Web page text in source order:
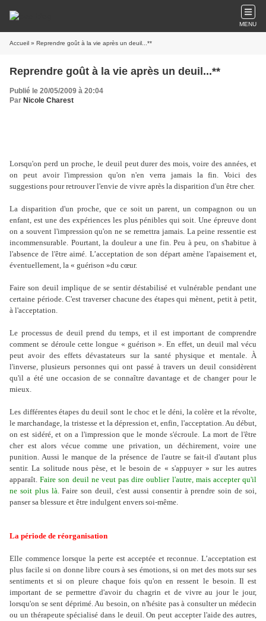
MENU
Accueil » Reprendre goût à la vie après un deuil...**
Reprendre goût à la vie après un deuil...**
Publié le 20/05/2009 à 20:04
Par Nicole Charest
Lorsqu'on perd un proche, le deuil peut durer des mois, voire des années, et
on peut avoir l'impression qu'on n'en verra jamais la fin. Voici des
suggestions pour retrouver l'envie de vivre après la disparition d'un être cher.
La disparition d'un proche, que ce soit un parent, un compagnon ou un
enfant, est une des expériences les plus pénibles qui soit. Une épreuve dont
on a souvent l'impression qu'on ne se remettra jamais. La peine ressentie est
incommensurable. Pourtant, la douleur a une fin. Peu à peu, on s'habitue à
l'absence de l'être aimé. L’acceptation de son départ amène l'apaisement et,
éventuellement, la « guérison »du cœur.
Faire son deuil implique de se sentir déstabilisé et vulnérable pendant une
certaine période. C'est traverser chacune des étapes qui mènent, petit à petit,
à l'acceptation.
Le processus de deuil prend du temps, et il est important de comprendre
comment se déroule cette longue « guérison ». En effet, un deuil mal vécu
peut avoir des effets dévastateurs sur la santé physique et mentale. À
l'inverse, plusieurs personnes qui ont passé à travers un deuil considèrent
qu'il a été une occasion de se connaître davantage et de changer pour le
mieux.
Les différentes étapes du deuil sont le choc et le déni, la colère et la révolte,
le marchandage, la tristesse et la dépression et, enfin, l'acceptation. Au début,
on est sidéré, et on a l'impression que le monde s'écroule. La mort de l'être
cher est alors vécue comme une privation, un déchirement, voire une
punition. Aussi le manque de la présence de l'autre se fait-il d'autant plus
sentir. La solitude nous pèse, et le besoin de « s'appuyer » sur les autres
apparaît.Faire son deuil ne veut pas dire oublier l'autre, mais accepter qu'il
ne soit plus là.Faire son deuil, c'est aussi consentir à prendre soin de soi,
panser sa blessure et être indulgent envers soi-même.
La période de réorganisation
Elle commence lorsque la perte est acceptée et reconnue. L’acceptation est
plus facile si on donne libre cours à ses émotions, si on met des mots sur ses
sentiments et si on pleure chaque fois qu'on en ressent le besoin. Il est
important de se permettre d'avoir du chagrin et de vivre au jour le jour,
lorsqu'on se sent déprimé. Au besoin, on n'hésite pas à consulter un médecin
ou un thérapeute spécialisé dans le deuil. On peut accepter l'aide des autres,